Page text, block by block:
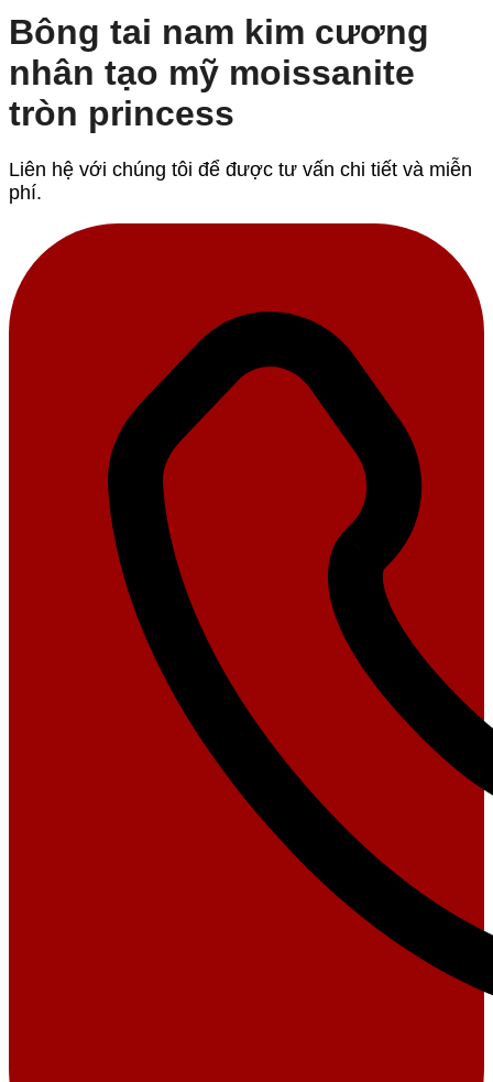
Bông tai nam kim cương
nhân tạo mỹ moissanite
tròn princess
Liên hệ với chúng tôi để được tư vấn chi tiết và miễn
phí.